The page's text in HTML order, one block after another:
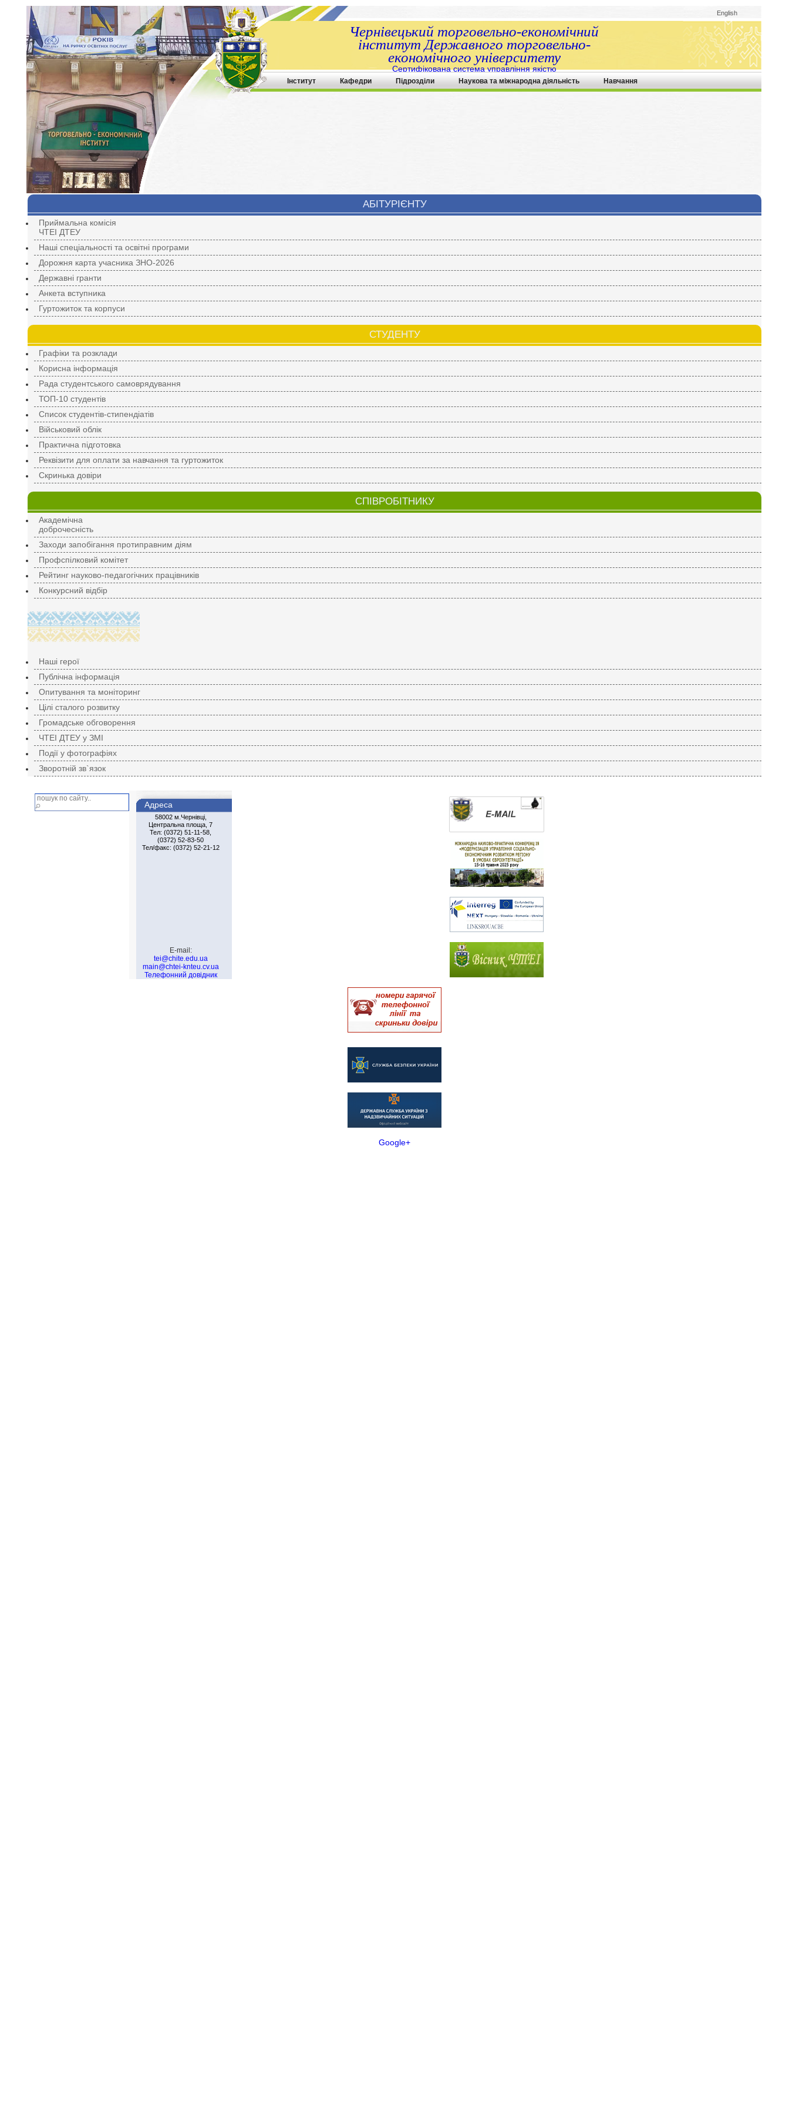
Чернівецький торговельно-економічний
інститут Державного торговельно-
економічного університету
Сертифікована система управління якістю
ДСТУ ISO 9001:2015
English
Інститут Кафедри Підрозділи Наукова та міжнародна діяльність Навчання
АБІТУРІЄНТУ
Приймальна комісія
ЧТЕІ ДТЕУ
Наші спеціальності та освітні програми
Дорожня карта учасника ЗНО-2026
Державні гранти
Анкета вступника
Гуртожиток та корпуси
СТУДЕНТУ
Графіки та розклади
Корисна інформація
Рада студентського самоврядування
ТОП-10 студентів
Список студентів-стипендіатів
Військовий облік
Практична підготовка
Реквізити для оплати за навчання та гуртожиток
Скринька довіри
СПІВРОБІТНИКУ
Академічна
доброчесність
Заходи запобігання протиправним діям
Профспілковий комітет
Рейтинг науково-педагогічних працівників
Конкурсний відбір
Наші герої
Публічна інформація
Опитування та моніторинг
Цілі сталого розвитку
Громадське обговорення
ЧТЕІ ДТЕУ у ЗМІ
Події у фотографіях
Зворотній зв`язок
Адреса
58002 м.Чернiвцi,
Центральна площа, 7
Тел: (0372) 51-11-58,
(0372) 52-83-50
Тел/факс: (0372) 52-21-12
E-mail:
tei@chite.edu.ua
main@chtei-knteu.cv.ua
Телефонний довідник
Google+